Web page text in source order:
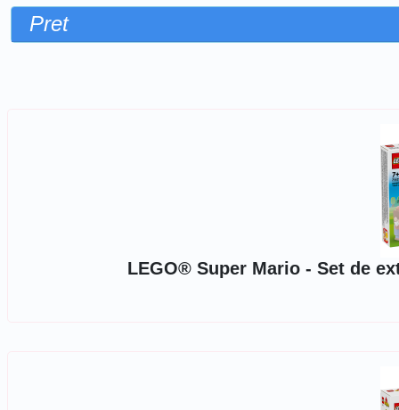
Pret
LEGO® Super Mario - Set de